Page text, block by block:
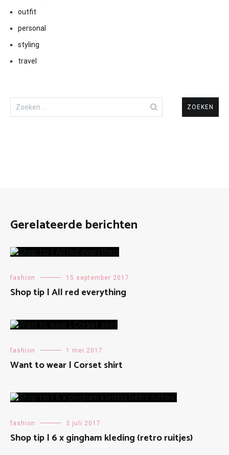
outfit
personal
styling
travel
naar:
Gerelateerde berichten
fashion 15 september 2017
Shop tip | All red everything
fashion 1 mei 2017
Want to wear | Corset shirt
fashion 3 juli 2017
Shop tip | 6 x gingham kleding (retro ruitjes)